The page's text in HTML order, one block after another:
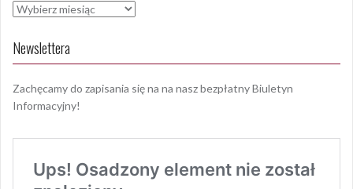
Archiwa
Newslettera
Zachęcamy do zapisania się na na nasz bezpłatny Biuletyn
Informacyjny!